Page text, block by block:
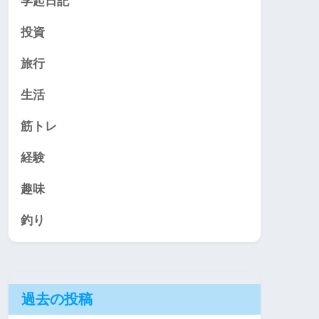
投資
旅行
生活
筋トレ
経験
趣味
釣り
過去の投稿